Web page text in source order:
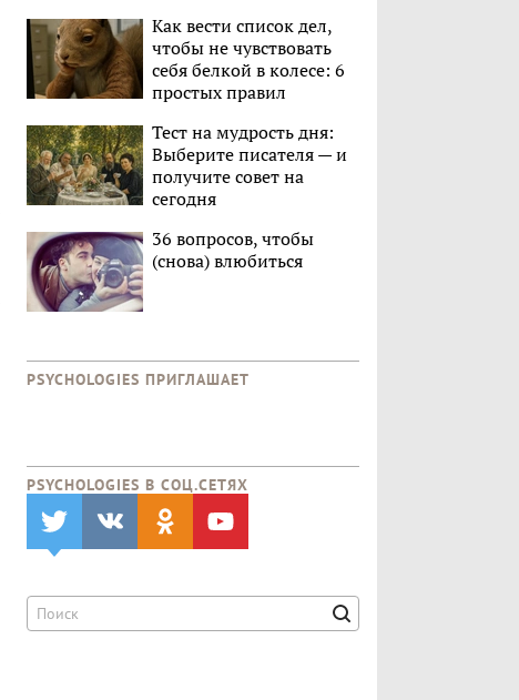
Как вести список дел,
чтобы не чувствовать
себя белкой в колесе: 6
простых правил
Тест на мудрость дня:
Выберите писателя — и
получите совет на
сегодня
36 вопросов, чтобы
(снова) влюбиться
PSYCHOLOGIES ПРИГЛАШАЕТ
PSYCHOLOGIES В CОЦ.СЕТЯХ